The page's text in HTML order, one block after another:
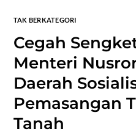
TAK BERKATEGORI
Cegah
Menteri
Daerah
Pemasangan
Tanah